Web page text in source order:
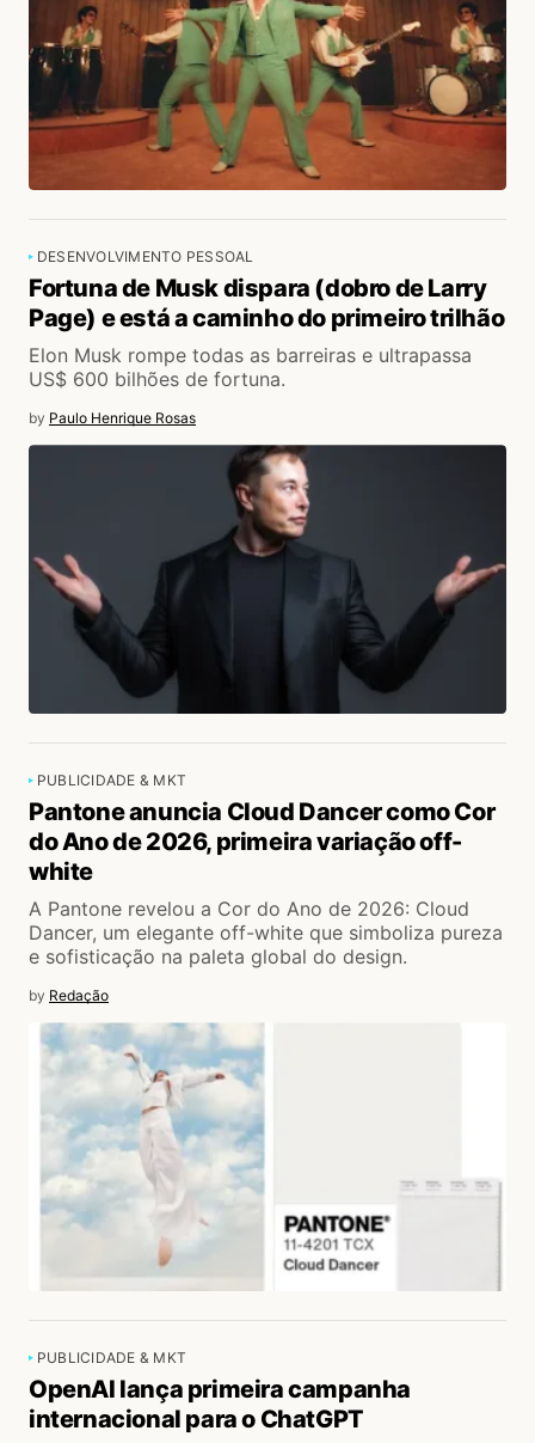
DESENVOLVIMENTO PESSOAL
Fortuna de Musk dispara (dobro de Larry
Page) e está a caminho do primeiro trilhão
Elon Musk rompe todas as barreiras e ultrapassa
US$ 600 bilhões de fortuna.
by Paulo Henrique Rosas
PUBLICIDADE & MKT
Pantone anuncia Cloud Dancer como Cor
do Ano de 2026, primeira variação off-
white
A Pantone revelou a Cor do Ano de 2026: Cloud
Dancer, um elegante off-white que simboliza pureza
e sofisticação na paleta global do design.
by Redação
PUBLICIDADE & MKT
OpenAI lança primeira campanha
internacional para o ChatGPT